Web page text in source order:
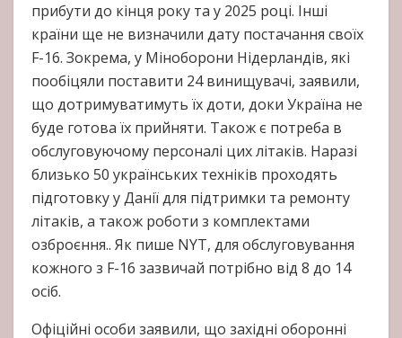
прибути до кінця року та у 2025 році. Інші
країни ще не визначили дату постачання своїх
F-16. Зокрема, у Міноборони Нідерландів, які
пообіцяли поставити 24 винищувачі, заявили,
що дотримуватимуть їх доти, доки Україна не
буде готова їх прийняти. Також є потреба в
обслуговуючому персоналі цих літаків. Наразі
близько 50 українських техніків проходять
підготовку у Данії для підтримки та ремонту
літаків, а також роботи з комплектами
озброєння.. Як пише NYT, для обслуговування
кожного з F-16 зазвичай потрібно від 8 до 14
осіб.
Офіційні особи заявили, що західні оборонні